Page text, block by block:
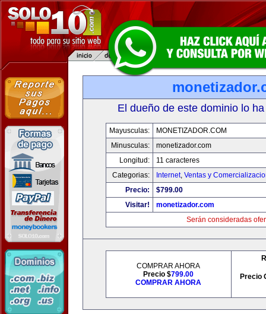
El dueño de este dominio lo
Mayusculas:
MONETIZADOR.COM
Minusculas:
monetizador.com
Longitud:
11 caracteres
Categorias:
Internet, Ventas y
Precio:
$799.00
Visitar!
monetizador.com
Serán consideradas
COMPRAR AHORA
Precio $799.00
COMPRAR AHORA
Precio